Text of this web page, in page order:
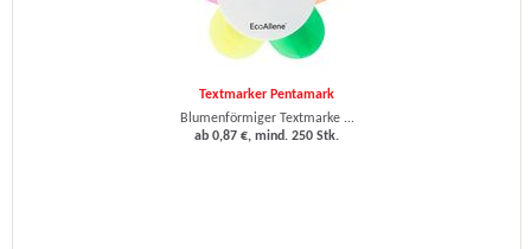
Textmarker Pentamark
Blumenförmiger Textmarke ...
ab 0,87 €, mind. 250 Stk.